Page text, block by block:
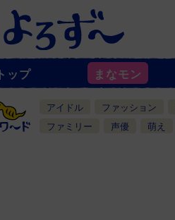
トップ まなモン
アイドル ファッション
ファミリー
声優 萌え